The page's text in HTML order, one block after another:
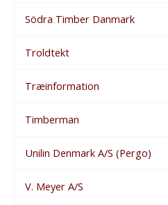
Södra Timber Danmark
Troldtekt
Træinformation
Timberman
Unilin Denmark A/S (Pergo)
V. Meyer A/S